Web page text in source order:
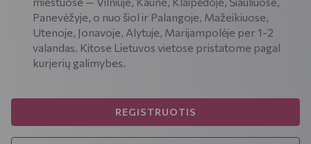
Panevėžyje, o nuo šiol ir Palangoje, Mažeikiuose,
Utenoje, Jonavoje, Alytuje, Marijampolėje per 1-2
valandas. Kitose Lietuvos vietose pristatome pagal
kurjerių galimybes.
REGISTRUOTIS